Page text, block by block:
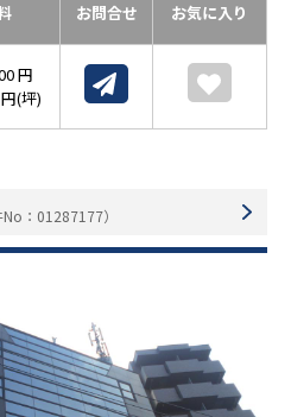
お問合せ お気に入り
円
(坪)
No：01287177）